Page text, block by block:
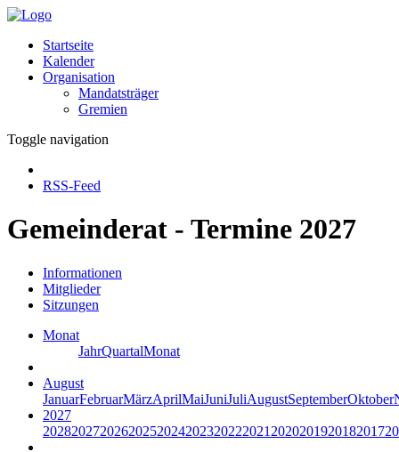
Startseite
Kalender
Organisation
Mandatsträger
Gremien
Toggle navigation
RSS-Feed
Gemeinderat - Termine 2027
Informationen
Mitglieder
Sitzungen
Monat
JahrQuartalMonat
August
JanuarFebruarMärzAprilMaiJuniJuliAugustSeptemberOktober
2027
20282027202620252024202320222021 2020201920182017